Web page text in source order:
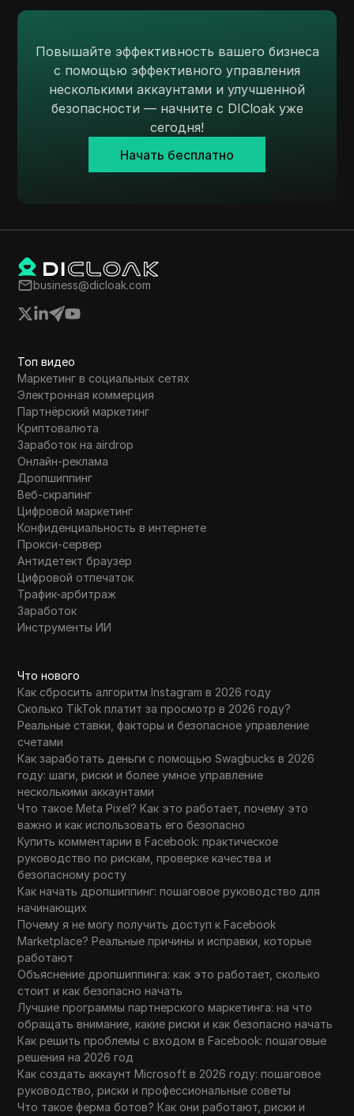
PayPal
Pinterest
Pinterest Ads
Poshmark
Reddit Ads
Shopee
Skrill
Snapchat
SoundCloud
Spotify
Square
Stripe
Taboola
Target
Telegram
TikTok
TransferWise
Twitch
Twitter/X
Upwork
Venmo
Vimeo
VKontakte
Walmart Marketplace
Wayfair
WebMoney
WeChat
Western Union
WhatsApp Business
Wish
Повышайте эффективность вашего бизнеса
с помощью эффективного управления
несколькими аккаунтами и улучшенной
безопасности — начните с DICloak уже
сегодня!
Начать бесплатно
business@dicloak.com
Топ видео
Маркетинг в социальных сетях
Электронная коммерция
Партнёрский маркетинг
Криптовалюта
Заработок на airdrop
Онлайн-реклама
Дропшиппинг
Веб-скрапинг
Цифровой маркетинг
Конфиденциальность в интернете
Прокси-сервер
Антидетект браузер
Цифровой отпечаток
Трафик-арбитраж
Заработок
Инструменты ИИ
Что нового
Как сбросить алгоритм Instagram в 2026 году
Сколько TikTok платит за просмотр в 2026 году?
Реальные ставки, факторы и безопасное управление
счетами
Как заработать деньги с помощью Swagbucks в 2026
году: шаги, риски и более умное управление
несколькими аккаунтами
Что такое Meta Pixel? Как это работает, почему это
важно и как использовать его безопасно
Купить комментарии в Facebook: практическое
руководство по рискам, проверке качества и
безопасному росту
Как начать дропшиппинг: пошаговое руководство для
начинающих
Почему я не могу получить доступ к Facebook
Marketplace? Реальные причины и исправки, которые
работают
Объяснение дропшиппинга: как это работает, сколько
стоит и как безопасно начать
Лучшие программы партнерского маркетинга: на что
обращать внимание, какие риски и как безопасно начать
Как решить проблемы с входом в Facebook: пошаговые
решения на 2026 год
Как создать аккаунт Microsoft в 2026 году: пошаговое
руководство, риски и профессиональные советы
Что такое ферма ботов? Как они работают, риски и